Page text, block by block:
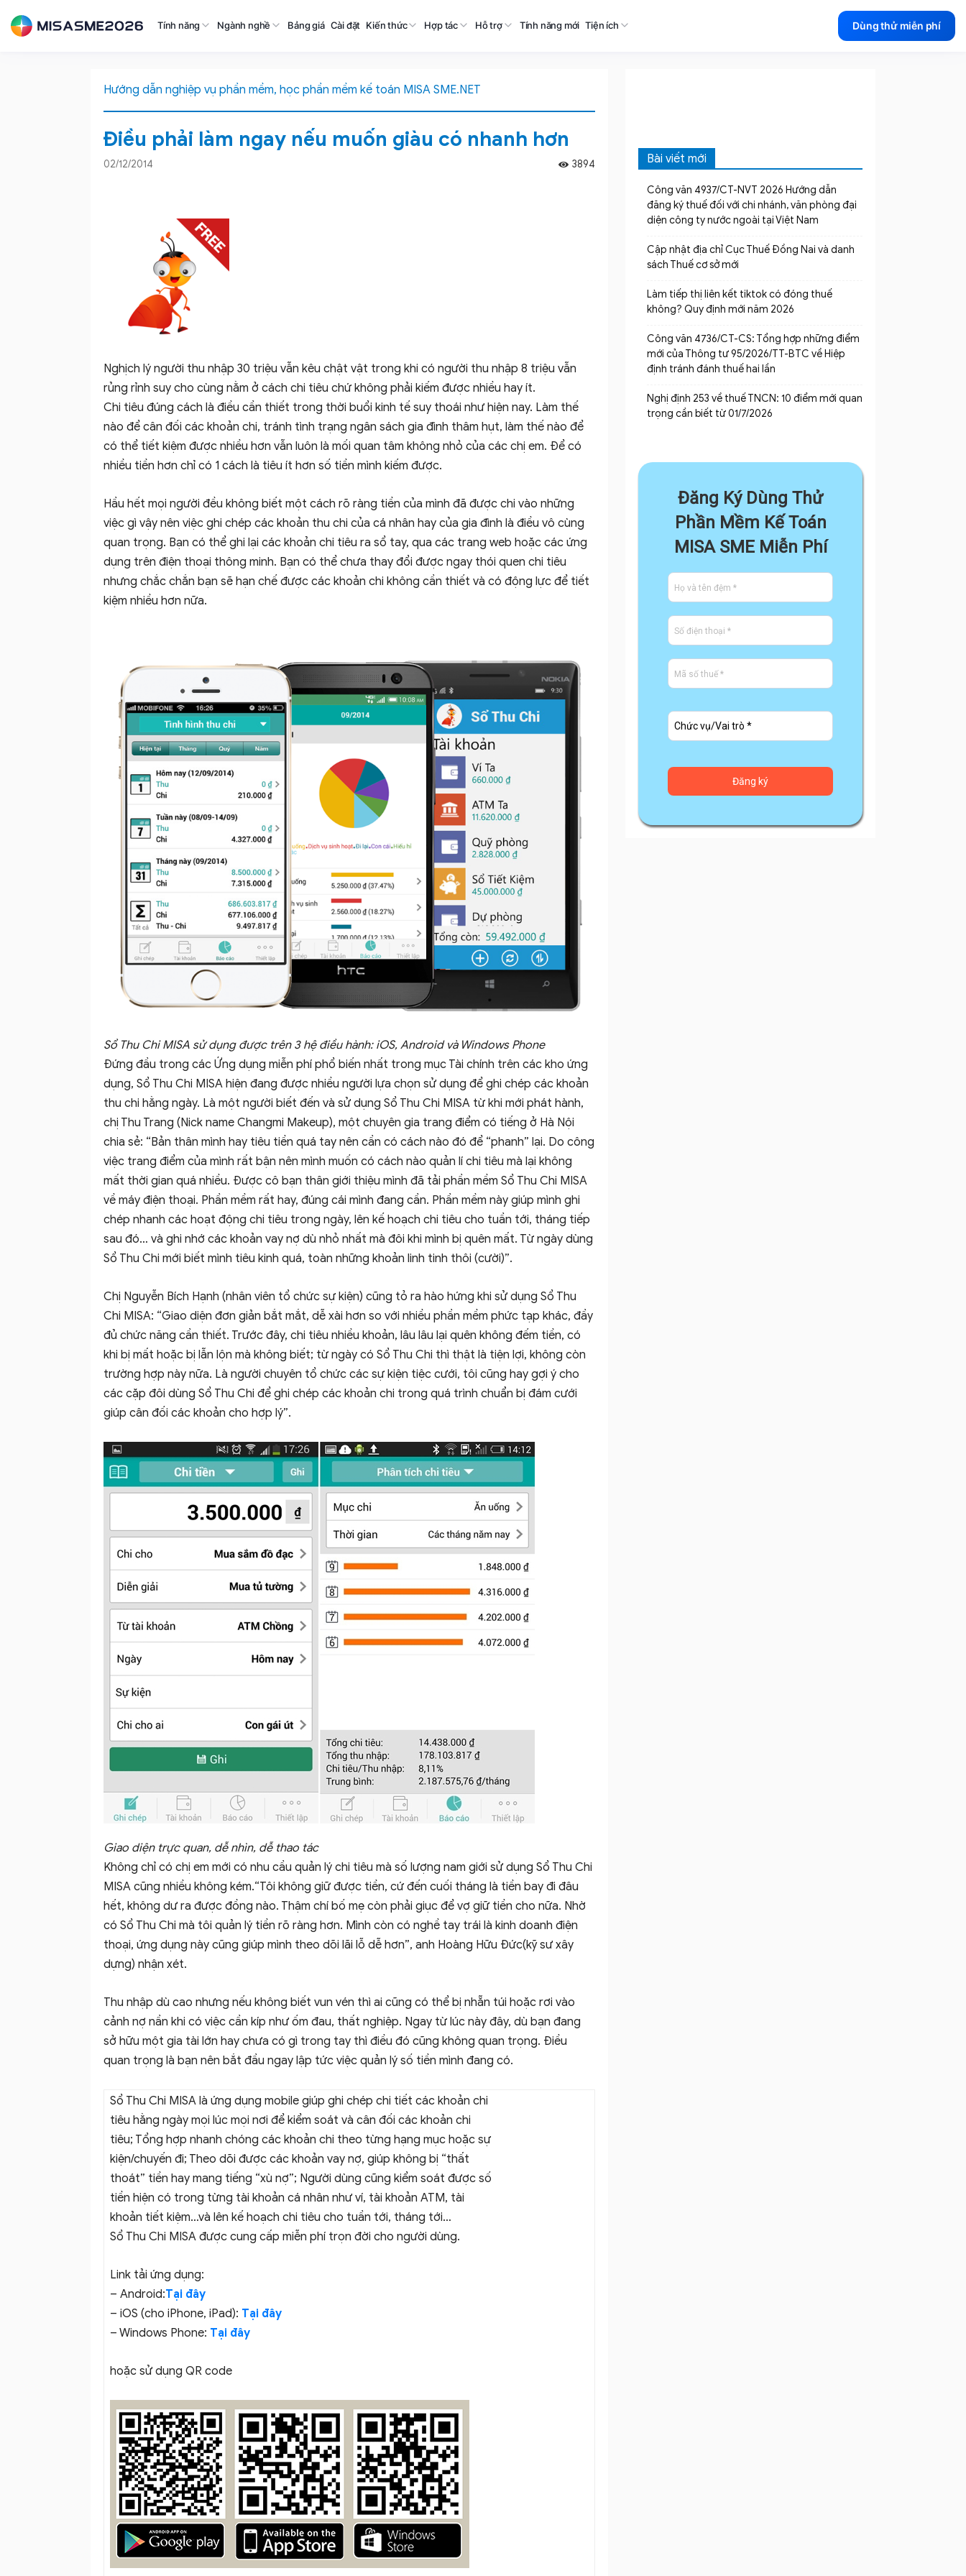
Tính năng Ngành nghề Bảng giá Cài đặt Kiến thức Hợp tác Hỗ trợ Tính năng mới Tiện ích Dùng thử miễn phí
Hướng dẫn nghiệp vụ phần mềm, học phần mềm kế toán MISA SME.NET
Điều phải làm ngay nếu muốn giàu có nhanh hơn
02/12/2014 3894
Nghịch lý người thu nhập 30 triệu vẫn kêu chật vật trong khi có người thu nhập 8 triệu vẫn
rủng rỉnh suy cho cùng nằm ở cách chi tiêu chứ không phải kiếm được nhiều hay ít.
Chi tiêu đúng cách là điều cần thiết trong thời buổi kinh tế suy thoái như hiện nay. Làm thế
nào để cân đối các khoản chi, tránh tình trạng ngân sách gia đình thâm hụt, làm thế nào để
có thể tiết kiệm được nhiều hơn vẫn luôn là mối quan tâm không nhỏ của các chị em. Để có
nhiều tiền hơn chỉ có 1 cách là tiêu ít hơn số tiền mình kiếm được.
Hầu hết mọi người đều không biết một cách rõ ràng tiền của mình đã được chi vào những
việc gì vậy nên việc ghi chép các khoản thu chi của cá nhân hay của gia đình là điều vô cùng
quan trọng. Bạn có thể ghi lại các khoản chi tiêu ra sổ tay, qua các trang web hoặc các ứng
dụng trên điện thoại thông minh. Bạn có thể chưa thay đổi được ngay thói quen chi tiêu
nhưng chắc chắn bạn sẽ hạn chế được các khoản chi không cần thiết và có động lực để tiết
kiệm nhiều hơn nữa.
Sổ Thu Chi MISA sử dụng được trên 3 hệ điều hành: iOS, Android và Windows Phone
Đứng đầu trong các Ứng dụng miễn phí phổ biến nhất trong mục Tài chính trên các kho ứng
dụng, Sổ Thu Chi MISA hiện đang được nhiều người lựa chọn sử dụng để ghi chép các khoản
thu chi hằng ngày. Là một người biết đến và sử dụng Sổ Thu Chi MISA từ khi mới phát hành,
chị Thu Trang (Nick name Changmi Makeup), một chuyên gia trang điểm có tiếng ở Hà Nội
chia sẻ: “Bản thân mình hay tiêu tiền quá tay nên cần có cách nào đó để “phanh” lại. Do công
việc trang điểm của mình rất bận nên mình muốn có cách nào quản lí chi tiêu mà lại không
mất thời gian quá nhiều. Được cô bạn thân giới thiệu mình đã tải phần mềm Sổ Thu Chi MISA
về máy điện thoại. Phần mềm rất hay, đúng cái mình đang cần. Phần mềm này giúp mình ghi
chép nhanh các hoạt động chi tiêu trong ngày, lên kế hoạch chi tiêu cho tuần tới, tháng tiếp
sau đó… và ghi nhớ các khoản vay nợ dù nhỏ nhất mà đôi khi mình bị quên mất. Từ ngày dùng
Sổ Thu Chi mới biết mình tiêu kinh quá, toàn những khoản linh tinh thôi (cười)”.
Chị Nguyễn Bích Hạnh (nhân viên tổ chức sự kiện) cũng tỏ ra hào hứng khi sử dụng Sổ Thu
Chi MISA: “Giao diện đơn giản bắt mắt, dễ xài hơn so với nhiều phần mềm phức tạp khác, đầy
đủ chức năng cần thiết. Trước đây, chi tiêu nhiều khoản, lâu lâu lại quên không đếm tiền, có
khi bị mất hoặc bị lẫn lộn mà không biết; từ ngày có Sổ Thu Chi thì thật là tiện lợi, không còn
trường hợp này nữa. Là người chuyên tổ chức các sự kiện tiệc cưới, tôi cũng hay gợi ý cho
các cặp đôi dùng Sổ Thu Chi để ghi chép các khoản chi trong quá trình chuẩn bị đám cưới
giúp cân đối các khoản cho hợp lý”.
Giao diện trực quan, dễ nhìn, dễ thao tác
Không chỉ có chị em mới có nhu cầu quản lý chi tiêu mà số lượng nam giới sử dụng Sổ Thu Chi
MISA cũng nhiều không kém.“Tôi không giữ được tiền, cứ đến cuối tháng là tiền bay đi đâu
hết, không dư ra được đồng nào. Thậm chí bố mẹ còn phải giục để vợ giữ tiền cho nữa. Nhờ
có Sổ Thu Chi mà tôi quản lý tiền rõ ràng hơn. Mình còn có nghề tay trái là kinh doanh điện
thoại, ứng dụng này cũng giúp mình theo dõi lãi lỗ dễ hơn”, anh Hoàng Hữu Đức(kỹ sư xây
dựng) nhận xét.
Thu nhập dù cao nhưng nếu không biết vun vén thì ai cũng có thể bị nhẵn túi hoặc rơi vào
cảnh nợ nần khi có việc cần kíp như ốm đau, thất nghiệp. Ngay từ lúc này đây, dù bạn đang
sở hữu một gia tài lớn hay chưa có gì trong tay thì điều đó cũng không quan trọng. Điều
quan trọng là bạn nên bắt đầu ngay lập tức việc quản lý số tiền mình đang có.
Sổ Thu Chi MISA là ứng dụng mobile giúp ghi chép chi tiết các khoản chi
tiêu hằng ngày mọi lúc mọi nơi để kiểm soát và cân đối các khoản chi
tiêu; Tổng hợp nhanh chóng các khoản chi theo từng hạng mục hoặc sự
kiện/chuyến đi; Theo dõi được các khoản vay nợ, giúp không bị “thất
thoát” tiền hay mang tiếng “xù nợ”; Người dùng cũng kiểm soát được số
tiền hiện có trong từng tài khoản cá nhân như ví, tài khoản ATM, tài
khoản tiết kiệm…và lên kế hoạch chi tiêu cho tuần tới, tháng tới…
Sổ Thu Chi MISA được cung cấp miễn phí trọn đời cho người dùng.
Link tải ứng dụng:
– Android:Tại đây
– iOS (cho iPhone, iPad): Tại đây
– Windows Phone: Tại đây
hoặc sử dụng QR code
Bài viết mới
Công văn 4937/CT-NVT 2026 Hướng dẫn
đăng ký thuế đối với chi nhánh, văn phòng đại
diện công ty nước ngoài tại Việt Nam
Cập nhật địa chỉ Cục Thuế Đồng Nai và danh
sách Thuế cơ sở mới
Làm tiếp thị liên kết tiktok có đóng thuế
không? Quy định mới năm 2026
Công văn 4736/CT-CS: Tổng hợp những điểm
mới của Thông tư 95/2026/TT-BTC về Hiệp
định tránh đánh thuế hai lần
Nghị định 253 về thuế TNCN: 10 điểm mới quan
trọng cần biết từ 01/7/2026
Đăng Ký Dùng Thử
Phần Mềm Kế Toán
MISA SME Miễn Phí